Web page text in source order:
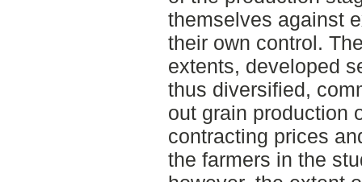
themselves against
their own control.
extents, developed
thus diversified,
out grain production
contracting prices
the farmers in the